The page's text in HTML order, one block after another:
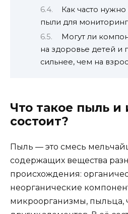
Как часто
пыли для
Могут ли
на здоровье детей
сильнее, чем на
Что такое пыль и
состоит?
Пыль — это смесь
содержащих вещества
происхождения:
неорганические
микроорганизмы, пыльца,